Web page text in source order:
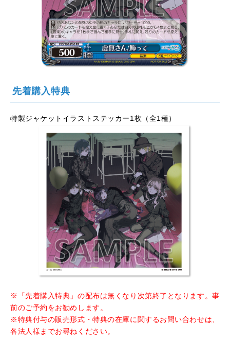
先着購入特典
特製ジャケットイラストステッカー1枚（全1種）
※「先着購入特典」の配布は無くなり次第終了となります。事
前のご予約をお勧めします。
※特典付与の販売形式・特典の在庫に関するお問い合わせは、
各法人様までお尋ねください。